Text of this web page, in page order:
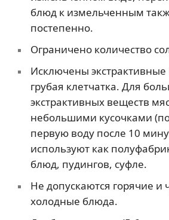
блюд к измельченным
постепенно.
Ограничено количество
Исключены
грубая клетчатка. Для
экстрактивных веществ
небольшими кусочками (по
первую воду после 10
используют как
блюд, пудингов, суфле.
Не допускаются горячие и
холодные блюда.